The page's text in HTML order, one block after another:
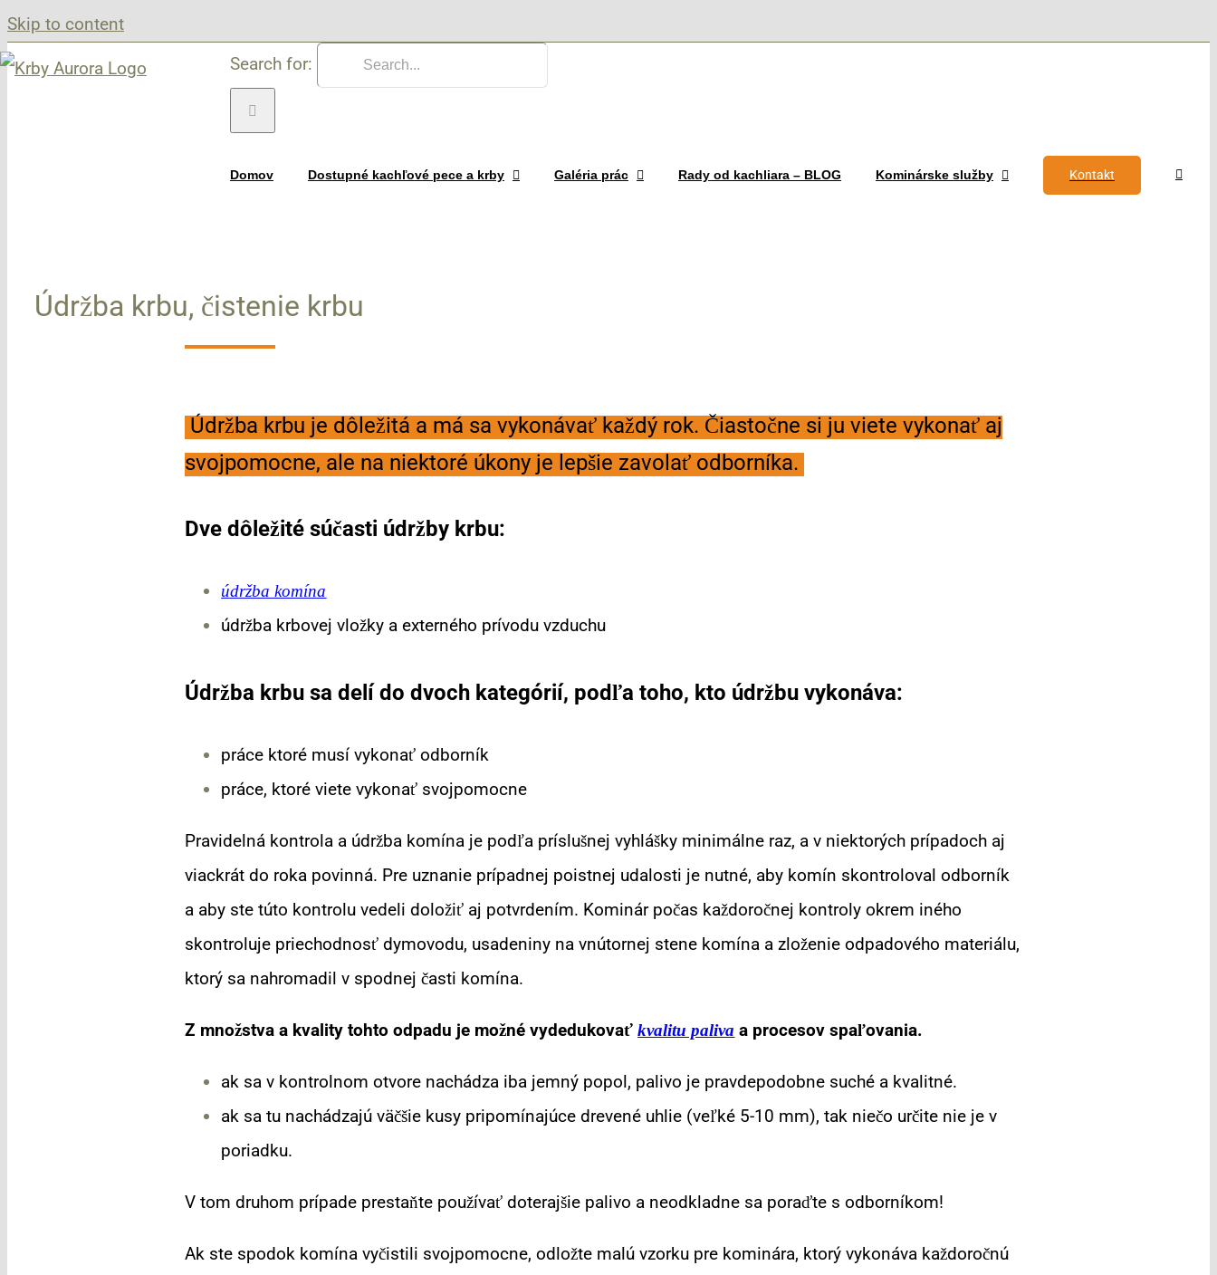
Skip to content
Search for:
Domov Dostupné kachľové pece a krby Galéria prác Rady od kachliara – BLOG Kominárske služby Kontakt
Údržba krbu, čistenie krbu
Údržba krbu je dôležitá a má sa vykonávať každý rok. Čiastočne si ju viete vykonať aj
svojpomocne, ale na niektoré úkony je lepšie zavolať odborníka.
Dve dôležité súčasti údržby krbu:
údržba komína
údržba krbovej vložky a externého prívodu vzduchu
Údržba krbu sa delí do dvoch kategórií, podľa toho, kto údržbu vykonáva:
práce ktoré musí vykonať odborník
práce, ktoré viete vykonať svojpomocne
Pravidelná kontrola a údržba komína je podľa príslušnej vyhlášky minimálne raz, a v niektorých prípadoch aj
viackrát do roka povinná. Pre uznanie prípadnej poistnej udalosti je nutné, aby komín skontroloval odborník
a aby ste túto kontrolu vedeli doložiť aj potvrdením. Kominár počas každoročnej kontroly okrem iného
skontroluje priechodnosť dymovodu, usadeniny na vnútornej stene komína a zloženie odpadového materiálu,
ktorý sa nahromadil v spodnej časti komína.
Z množstva a kvality tohto odpadu je možné vydedukovaťkvalitu paliva a procesov spaľovania.
ak sa v kontrolnom otvore nachádza iba jemný popol, palivo je pravdepodobne suché a kvalitné.
ak sa tu nachádzajú väčšie kusy pripomínajúce drevené uhlie (veľké 5-10 mm), tak niečo určite nie je v
poriadku.
V tom druhom prípade prestaňte používať doterajšie palivo a neodkladne sa poraďte s odborníkom!
Ak ste spodok komína vyčistili svojpomocne, odložte malú vzorku pre kominára, ktorý vykonáva každoročnú